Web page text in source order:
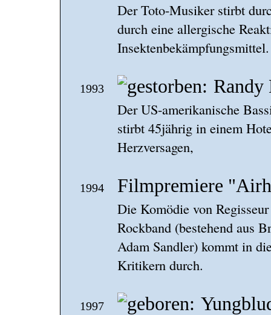
Der Toto-Musiker stirbt
durch eine allergische
1993 Randy
Der US-amerikanische
stirbt 45jährig in einem
Herzversagen,
1994 Filmpremiere
Die Komödie von
Rockband (bestehend aus
Adam Sandler) kommt in
Kritikern durch.
1997